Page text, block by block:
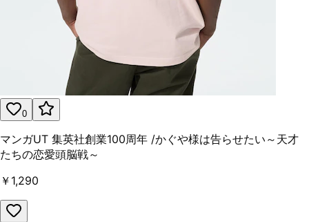
0
マンガUT 集英社創業100周年 /かぐや様は告らせたい～天才
たちの恋愛頭脳戦～
￥1,290